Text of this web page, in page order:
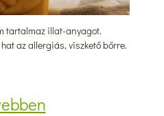
tartalmaz illat-anyagot.
az allergiás, viszkető bőrre.